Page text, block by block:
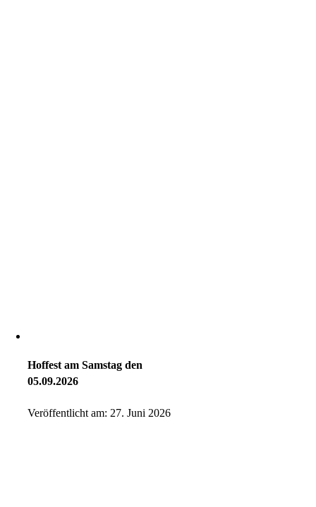
Hoffest am Samstag den
05.09.2026
Veröffentlicht am: 27. Juni 2026